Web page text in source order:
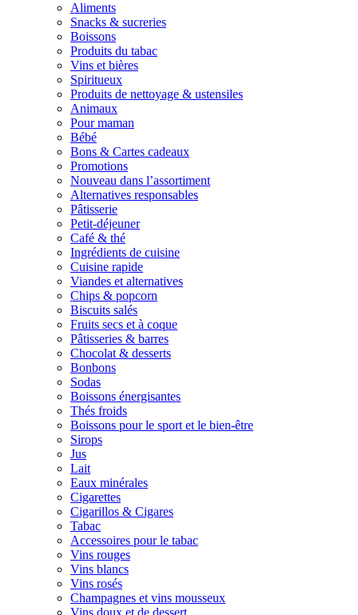
Aliments
Snacks & sucreries
Boissons
Produits du tabac
Vins et bières
Spiritueux
Produits de nettoyage & ustensiles
Animaux
Pour maman
Bébé
Bons & Cartes cadeaux
Promotions
Nouveau dans l’assortiment
Alternatives responsables
Pâtisserie
Petit-déjeuner
Café & thé
Ingrédients de cuisine
Cuisine rapide
Viandes et alternatives
Chips & popcorn
Biscuits salés
Fruits secs et à coque
Pâtisseries & barres
Chocolat & desserts
Bonbons
Sodas
Boissons énergisantes
Thés froids
Boissons pour le sport et le bien-être
Sirops
Jus
Lait
Eaux minérales
Cigarettes
Cigarillos & Cigares
Tabac
Accessoires pour le tabac
Vins rouges
Vins blancs
Vins rosés
Champagnes et vins mousseux
Vins doux et de dessert